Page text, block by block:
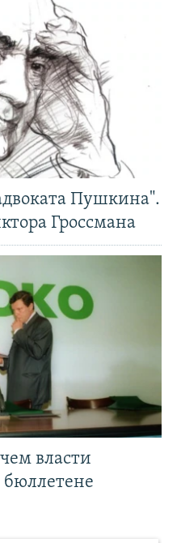
Пушкина".
Гроссмана
власти
бюллетене